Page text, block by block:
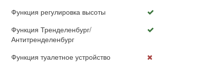
Функция регулировка высоты
Функция Тренделенбург/
Антитренделенбург
Функция туалетное устройство